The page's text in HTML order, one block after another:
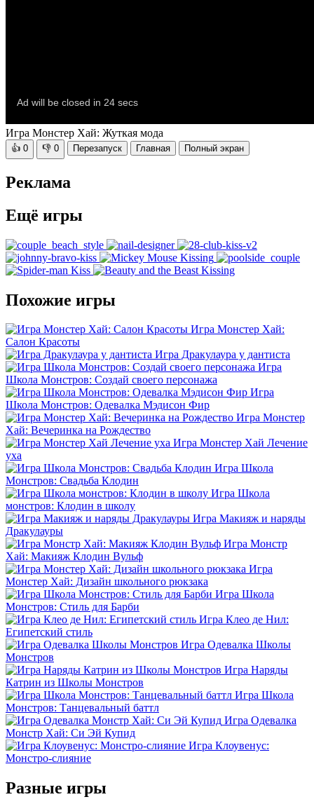
Игра Монстер Хай: Жуткая мода
👍 0 👎 0 Перезапуск Главная Полный экран
Реклама
Ещё игры
Похожие игры
Игра Монстер Хай:
Салон Красоты
Игра Дракулаура у дантиста
Игра
Школа Монстров: Создай своего персонажа
Игра
Школа Монстров: Одевалка Мэдисон Фир
Игра Монстер
Хай: Вечеринка на Рождество
Игра Монстер Хай Лечение
уха
Игра Школа
Монстров: Свадьба Клодин
Игра Школа
монстров: Клодин в школу
Игра Макияж и наряды
Дракулауры
Игра Монстр
Хай: Макияж Клодин Вульф
Игра
Монстер Хай: Дизайн школьного рюкзака
Игра Школа
Монстров: Стиль для Барби
Игра Клео де Нил:
Египетский стиль
Игра Одевалка Школы
Монстров
Игра Наряды
Катрин из Школы Монстров
Игра Школа
Монстров: Танцевальный баттл
Игра Одевалка
Монстр Хай: Си Эй Купид
Игра Клоувенус:
Монстро-слияние
Разные игры